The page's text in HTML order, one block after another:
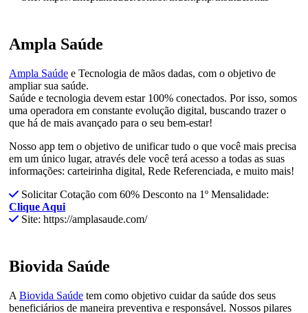
Ampla Saúde
Ampla Saúde e Tecnologia de mãos dadas, com o objetivo de
ampliar sua saúde.
Saúde e tecnologia devem estar 100% conectados. Por isso, somos
uma operadora em constante evolução digital, buscando trazer o
que há de mais avançado para o seu bem-estar!
Nosso app tem o objetivo de unificar tudo o que você mais precisa
em um único lugar, através dele você terá acesso a todas as suas
informações: carteirinha digital, Rede Referenciada, e muito mais!
Solicitar Cotação com 60% Desconto na 1º Mensalidade:
Clique Aqui
Site: https://amplasaude.com/
Biovida Saúde
A Biovida Saúde tem como objetivo cuidar da saúde dos seus
beneficiários de maneira preventiva e responsável. Nossos pilares